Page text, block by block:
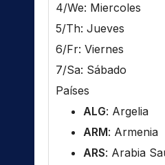
4/We: Miercoles
5/Th: Jueves
6/Fr: Viernes
7/Sa: Sábado
Países
ALG: Argelia
ARM: Armenia
ARS: Arabia